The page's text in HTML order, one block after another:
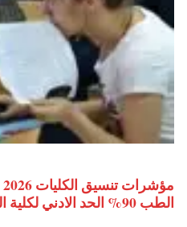
الطب 90% الحد الادني لكلية الهندسة